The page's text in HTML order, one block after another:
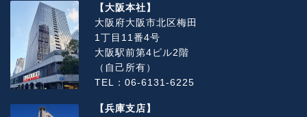
【大阪本社】
大阪府大阪市北区梅田
1丁目11番4号
大阪駅前第4ビル2階
（自己所有）
TEL：06-6131-6225
【兵庫支店】